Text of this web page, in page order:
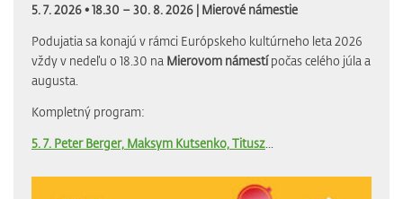
5. 7. 2026 • 18.30 – 30. 8. 2026 | Mierové námestie
Podujatia sa konajú v rámci Európskeho kultúrneho leta 2026
vždy v nedeľu o 18.30 na Mierovom námestípočas celého júla a
augusta.
Kompletný program:
5. 7. Peter Berger, Maksym Kutsenko, Titusz